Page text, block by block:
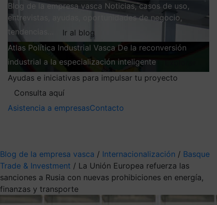
Blog de la empresa vasca Noticias, casos de uso,
entrevistas, ayudas, oportunidades de negocio,
tendencias…
Ir al blog
Atlas Política Industrial Vasca De la reconversión
industrial a la especialización inteligente
Ayudas e iniciativas para impulsar tu proyecto
Consulta aquí
Asistencia a empresasContacto
Blog de la empresa vasca / Internacionalización / Basque
Trade & Investment / La Unión Europea refuerza las
sanciones a Rusia con nuevas prohibiciones en energía,
finanzas y transporte